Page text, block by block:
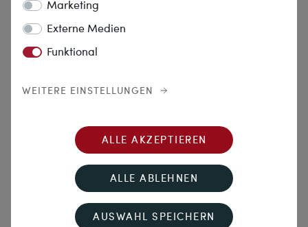
Burma & Diamanten, Chow
Tai Fook, Hongkong um 2010
Diamanten & Perle der Belle
Époque, um 1910
Marketing
Externe Medien
Funktional
WEITERE EINSTELLUNGEN
ALLE AKZEPTIEREN
ALLE ABLEHNEN
AUSWAHL SPEICHERN